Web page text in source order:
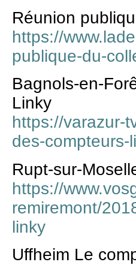
Réunion
https://
publique-du-
Bagnols-en-
Linky
https://varazur-
des-compteurs-
Rupt-sur-
https://
remiremont/
linky
Uffheim Le